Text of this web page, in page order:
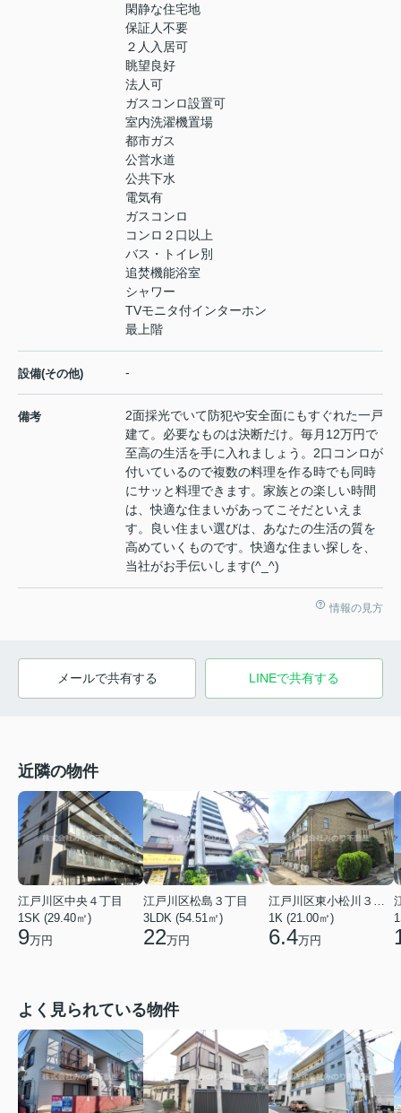
閑静な住宅地
保証人不要
２人入居可
眺望良好
法人可
ガスコンロ設置可
室内洗濯機置場
都市ガス
公営水道
公共下水
電気有
ガスコンロ
コンロ２口以上
バス・トイレ別
追焚機能浴室
シャワー
TVモニタ付インターホン
最上階
設備(その他) -
備考
2面採光でいて防犯や安全面にもすぐれた一戸
建て。必要なものは決断だけ。毎月12万円で
至高の生活を手に入れましょう。2口コンロが
付いているので複数の料理を作る時でも同時
にサッと料理できます。家族との楽しい時間
は、快適な住まいがあってこそだといえま
す。良い住まい選びは、あなたの生活の質を
高めていくものです。快適な住まい探しを、
当社がお手伝いします(^_^)
情報の見方
メールで共有する LINEで共有する
近隣の物件
江戸川区中央４丁目
1SK (29.40㎡)
9万円
江戸川区松島３丁目
3LDK (54.51㎡)
22万円
江戸川区東小松川３丁目
1K (21.00㎡)
6.4万円
よく見られている物件